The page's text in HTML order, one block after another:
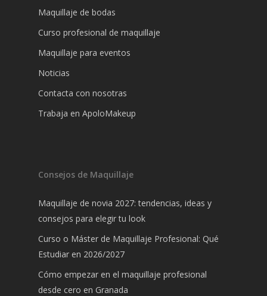
Maquillaje de bodas
Curso profesional de maquillaje
Maquillaje para eventos
Noticias
Contacta con nosotras
Trabaja en ApoloMakeup
Consejos de Maquillaje
Maquillaje de novia 2027: tendencias, ideas y
consejos para elegir tu look
Curso o Máster de Maquillaje Profesional: Qué
Estudiar en 2026/2027
Cómo empezar en el maquillaje profesional
desde cero en Granada